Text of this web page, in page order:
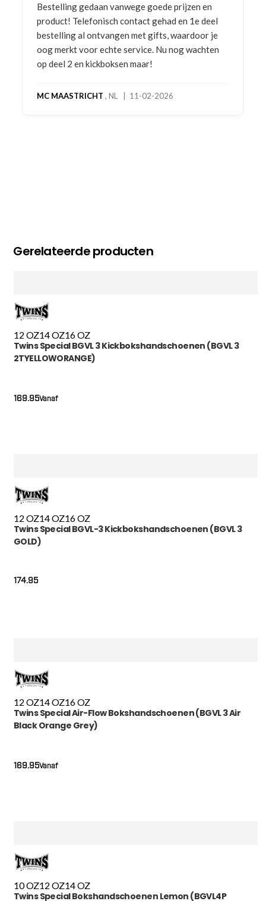
Bestelling gedaan vanwege goede prijzen en
product! Telefonisch contact gehad en 1e deel
bestelling al ontvangen met gifts, waardoor je
oog merkt voor echte service. Nu nog wachten
op deel 2 en kickboksen maar!
MC MAASTRICHT , NL | 11-02-2026
Gerelateerde producten
12 OZ14 OZ16 OZ
Twins Special BGVL 3 Kickbokshandschoenen (BGVL 3
2TYELLOWORANGE)
Vanaf
169.95
12 OZ14 OZ16 OZ
Twins Special BGVL-3 Kickbokshandschoenen (BGVL 3
GOLD)
174.95
12 OZ14 OZ16 OZ
Twins Special Air-Flow Bokshandschoenen (BGVL 3 Air
Black Orange Grey)
Vanaf
169.95
10 OZ12 OZ14 OZ
Twins Special Bokshandschoenen Lemon (BGVL4P